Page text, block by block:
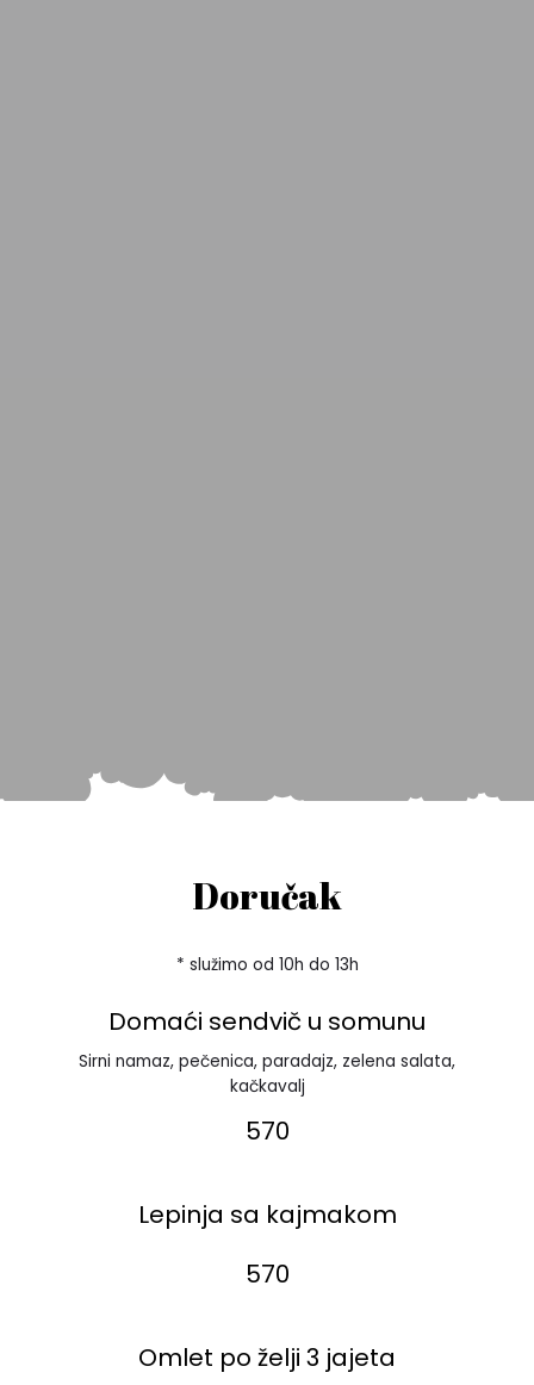
Doručak
* služimo od 10h do 13h
Domaći sendvič u somunu
Sirni namaz, pečenica, paradajz, zelena salata,
kačkavalj
570
Lepinja sa kajmakom
570
Omlet po želji 3 jajeta